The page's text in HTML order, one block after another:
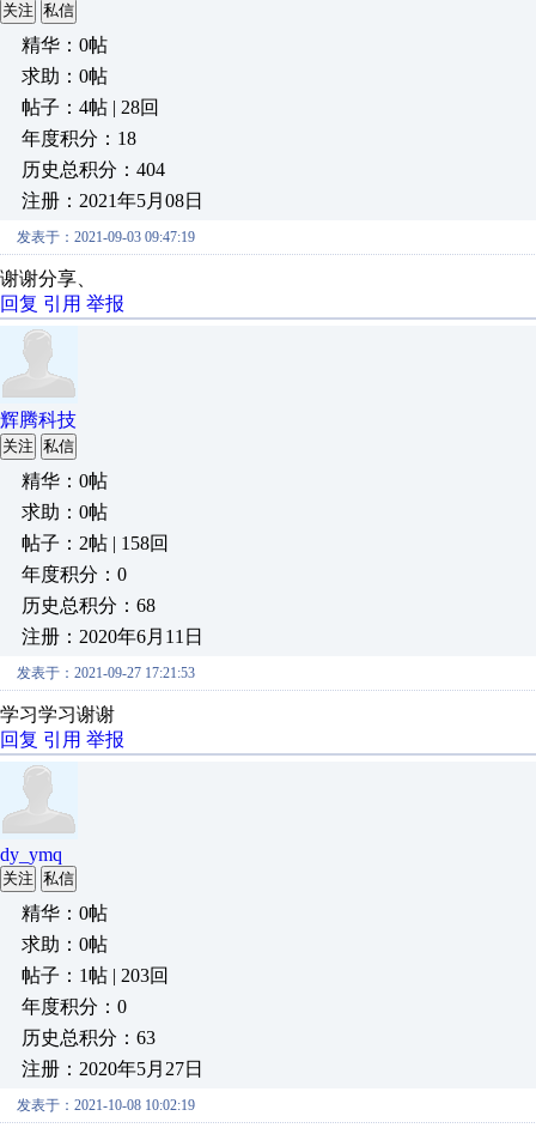
关注 私信
精华：0帖
求助：0帖
帖子：4帖 | 28回
年度积分：18
历史总积分：404
注册：2021年5月08日
发表于：2021-09-03 09:47:19
谢谢分享、
回复 引用 举报
辉腾科技
关注 私信
精华：0帖
求助：0帖
帖子：2帖 | 158回
年度积分：0
历史总积分：68
注册：2020年6月11日
发表于：2021-09-27 17:21:53
学习学习谢谢
回复 引用 举报
dy_ymq
关注 私信
精华：0帖
求助：0帖
帖子：1帖 | 203回
年度积分：0
历史总积分：63
注册：2020年5月27日
发表于：2021-10-08 10:02:19